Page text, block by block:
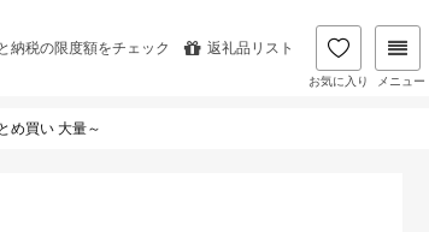
納税の限度額をチェック 返礼品リスト
お気に入り メニュー
め買い 大量～